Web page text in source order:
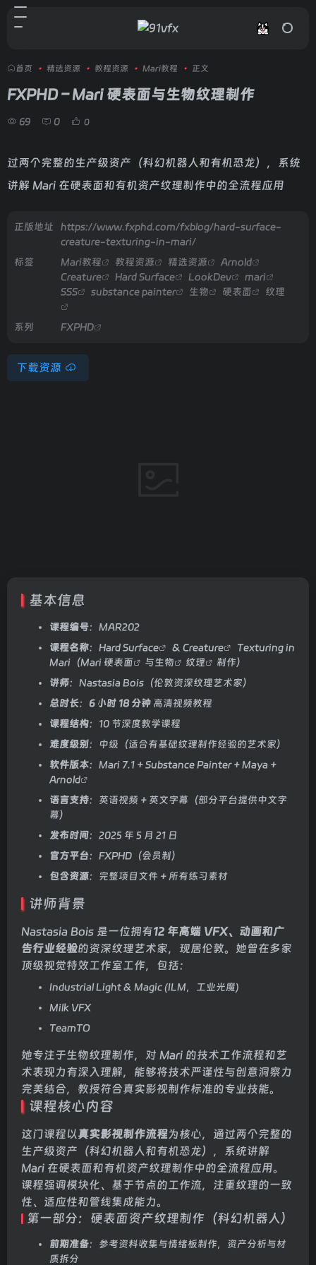
首页 • 精选资源 • 教程资源 • Mari教程 • 正文
FXPHD – Mari 硬表面与生物纹理制作
69 0 0
过两个完整的生产级资产（科幻机器人和有机恐龙），系统
讲解 Mari 在硬表面和有机资产纹理制作中的全流程应用
正版地址
https://www.fxphd.com/fxblog/hard-surface-
creature-texturing-in-mari/
标签
Mari教程 教程资源 精选资源
Arnold
Creature
Hard Surface LookDev
mari
SSS
substance painter 生物 硬表面 纹理
系列 FXPHD
下载资源
基本信息
课程编号：MAR202
课程名称： Hard Surface & Creature
Texturing in
Mari（Mari 硬表面 与生物 纹理
制作）
讲师：Nastasia Bois（伦敦资深纹理艺术家）
总时长： 6 小时 18 分钟 高清视频教程
课程结构：10 节深度教学课程
难度级别：中级（适合有基础纹理制作经验的艺术家）
软件版本：Mari 7.1 + Substance Painter + Maya +
Arnold
语言支持：英语视频 + 英文字幕（部分平台提供中文字
幕）
发布时间：2025 年 5 月 21 日
官方平台：FXPHD（会员制）
包含资源：完整项目文件 + 所有练习素材
讲师背景
Nastasia Bois 是一位拥有12 年高端 VFX、动画和广
告行业经验的资深纹理艺术家，现居伦敦。她曾在多家
顶级视觉特效工作室工作，包括：
Industrial Light & Magic (ILM，工业光魔)
Milk VFX
TeamTO
她专注于生物纹理制作，对 Mari 的技术工作流程和艺
术表现力有深入理解，能够将技术严谨性与创意洞察力
完美结合，教授符合真实影视制作标准的专业技能。
课程核心内容
这门课程以真实影视制作流程为核心，通过两个完整的
生产级资产（科幻机器人和有机恐龙），系统讲解
Mari 在硬表面和有机资产纹理制作中的全流程应用。
课程强调模块化、基于节点的工作流，注重纹理的一致
性、适应性和管线集成能力。
第一部分：硬表面资产纹理制作（科幻机器人）
前期准备：参考资料收集与情绪板制作，资产分析与材
质拆分